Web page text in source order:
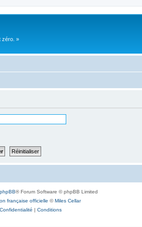
zéro. »
phpBB® Forum Software © phpBB Limited
française officielle ©Miles Cellar
Confidentialité | Conditions